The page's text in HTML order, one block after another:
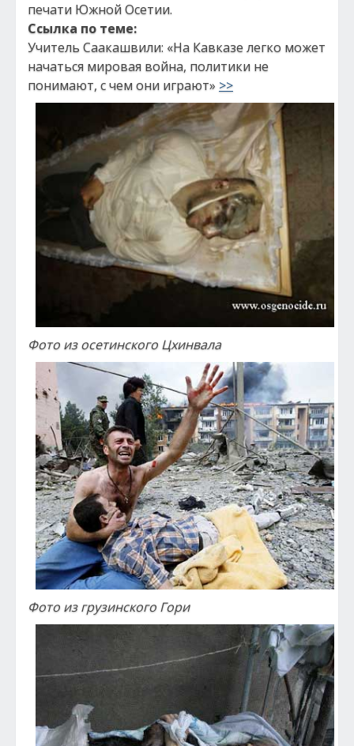
печати Южной Осетии.
Ссылка по теме:
Учитель Саакашвили: «На Кавказе легко может
начаться мировая война, политики не
понимают, с чем они играют» >>
Фото из осетинского Цхинвала
Фото из грузинского Гори